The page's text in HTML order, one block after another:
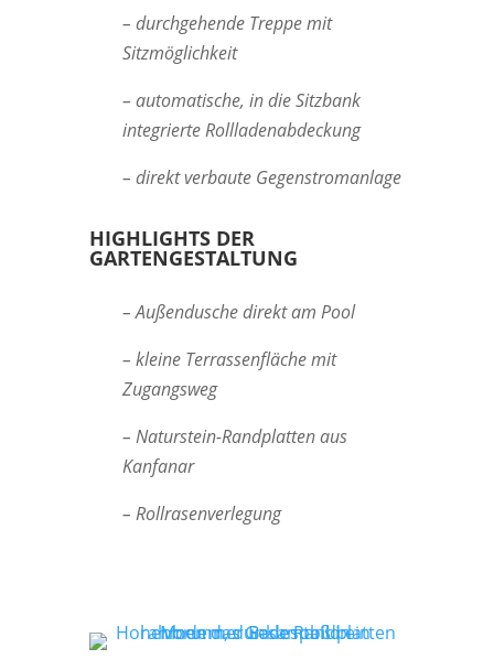
– durchgehende Treppe mit
Sitzmöglichkeit
– automatische, in die Sitzbank
integrierte Rollladenabdeckung
– direkt verbaute Gegenstromanlage
HIGHLIGHTS DER
GARTENGESTALTUNG
– Außendusche direkt am Pool
– kleine Terrassenfläche mit
Zugangsweg
– Naturstein-Randplatten aus
Kanfanar
– Rollrasenverlegung